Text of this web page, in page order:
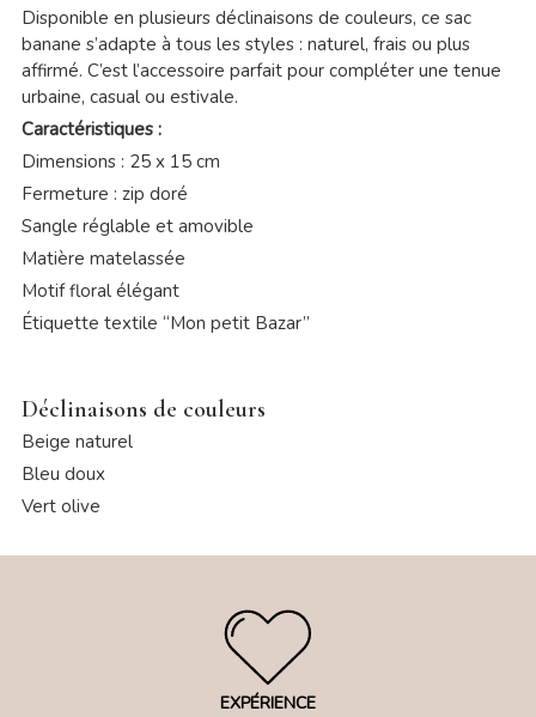
Disponible en plusieurs déclinaisons de couleurs, ce sac
banane s’adapte à tous les styles : naturel, frais ou plus
affirmé. C’est l’accessoire parfait pour compléter une tenue
urbaine, casual ou estivale.
Caractéristiques :
Dimensions : 25 x 15 cm
Fermeture : zip doré
Sangle réglable et amovible
Matière matelassée
Motif floral élégant
Étiquette textile “Mon petit Bazar”
Déclinaisons de couleurs
Beige naturel
Bleu doux
Vert olive
EXPÉRIENCE